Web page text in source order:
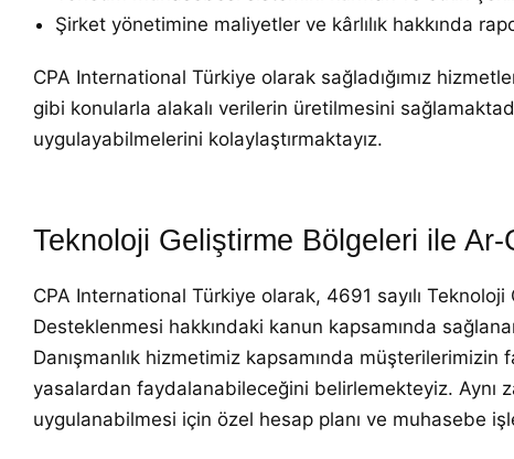
Şirket yönetimine maliyetler ve kârlılık hakkında
CPA International Türkiye olarak sağladığımız
gibi konularla alakalı verilerin üretilmesini
uygulayabilmelerini kolaylaştırmaktayız.
Teknoloji Geliştirme Bölgeleri ile
CPA International Türkiye olarak, 4691 sayılı
Desteklenmesi hakkındaki kanun kapsamında
Danışmanlık hizmetimiz kapsamında
yasalardan faydalanabileceğini belirlemekteyiz. Aynı
uygulanabilmesi için özel hesap planı ve muhasebe